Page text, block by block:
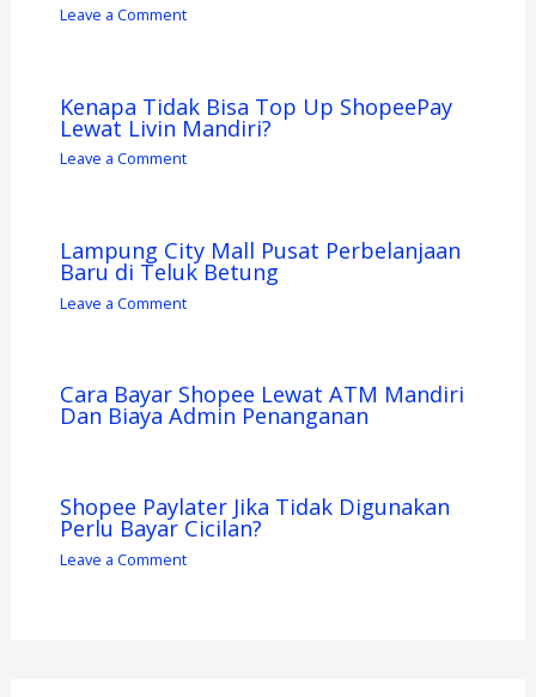
Leave a Comment
Kenapa Tidak Bisa Top Up ShopeePay
Lewat Livin Mandiri?
Leave a Comment
Lampung City Mall Pusat Perbelanjaan
Baru di Teluk Betung
Leave a Comment
Cara Bayar Shopee Lewat ATM Mandiri
Dan Biaya Admin Penanganan
Shopee Paylater Jika Tidak Digunakan
Perlu Bayar Cicilan?
Leave a Comment